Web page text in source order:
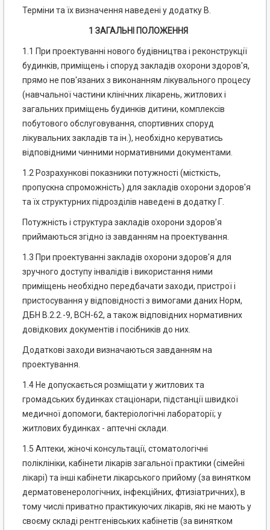
Терміни та їх визначення наведені у додатку В.
1 ЗАГАЛЬНІ ПОЛОЖЕННЯ
1.1 При проектуванні нового будівництва і реконструкції
будинків, приміщень і споруд закладів охорони здоров'я,
прямо не пов'язаних з виконанням лікувального процесу
(навчальної частини клінічних лікарень, житлових і
загальних приміщень будинків дитини, комплексів
побутового обслуговування, спортивних споруд
лікувальних закладів та ін.), необхідно керуватись
відповідними чинними нормативними документами.
1.2 Розрахункові показники потужності (місткість,
пропускна спроможність) для закладів охорони здоров'я
та їх структурних підрозділів наведені в додатку Г.
Потужність і структура закладів охорони здоров'я
приймаються згідно із завданням на проектування.
1.3 При проектуванні закладів охорони здоров'я для
зручного доступу інвалідів і використання ними
приміщень необхідно передбачати заходи, пристрої і
пристосування у відповідності з вимогами даних Норм,
ДБН В.2.2.-9, ВСН-62, а також відповідних нормативних
довідкових документів і посібників до них.
Додаткові заходи визначаються завданням на
проектування.
1.4 Не допускається розміщати у житлових та
громадських будинках стаціонари, підстанції швидкої
медичної допомоги, бактеріологічні лабораторії; у
житлових будинках - аптечні склади.
1.5 Аптеки, жіночі консультації, стоматологічні
поліклініки, кабінети лікарів загальної практики (сімейні
лікарі) та інші кабінети лікарського прийому (за винятком
дерматовенерологічних, інфекційних, фтизіатричних), в
тому числі приватно практикуючих лікарів, які не мають у
своєму складі рентгенівських кабінетів (за винятком